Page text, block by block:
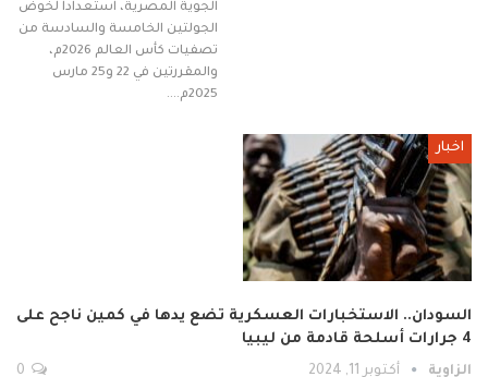
الجوية المصرية، استعداداً لخوض
الجولتين الخامسة والسادسة من
تصفيات كأس العالم 2026م،
والمقررتين في 22 و25 مارس
2025م.…
اخبار
السودان.. الاستخبارات العسكرية تضع يدها في كمين ناجح على
4 جرارات أسلحة قادمة من ليبيا
الزاوية أكتوبر 11, 2024